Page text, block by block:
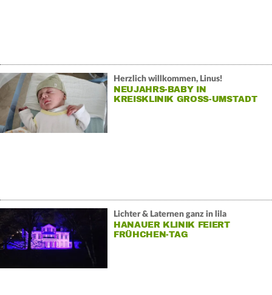
Herzlich willkommen, Linus!
NEUJAHRS-BABY IN
KREISKLINIK GROSS-UMSTADT
Lichter & Laternen ganz in lila
HANAUER KLINIK FEIERT
FRÜHCHEN-TAG